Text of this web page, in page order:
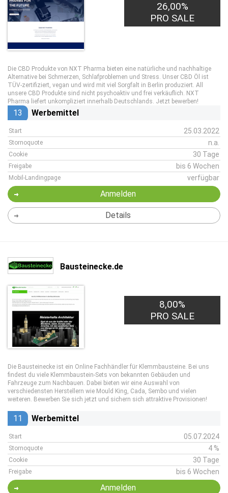
26,00%
PRO SALE
Die CBD Produkte von NXT Pharma bieten eine natürliche und nachhaltige
Alternative bei Schmerzen, Schlafproblemen und Stress. Unser CBD Öl ist
TÜV-zertifiziert, vegan und wird mit viel Sorgfalt in Berlin produziert. All
unsere CBD Produkte sind nicht psychoaktiv und frei verkäuflich. NXT
Pharma liefert unkompliziert innerhalb Deutschlands. Jetzt bewerben!
13 Werbemittel
Start 25.03.2022
Stornoquote n.a.
Cookie 30 Tage
Freigabe bis 6 Wochen
Mobil-Landingpage verfügbar
Anmelden
Details
Bausteinecke.de
8,00%
PRO SALE
Die Bausteinecke ist ein Online Fachhändler für Klemmbausteine. Bei uns
findest du viele Klemmbaustein-Sets von bekannten Gebäuden und
Fahrzeuge zum Nachbauen. Dabei bieten wir eine Auswahl von
verschiedensten Herstellern wie Mould King, Cada, Sembo und vielen
weiteren. Bewerben Sie sich jetzt und sichern sich attraktive Provisionen!
11 Werbemittel
Start 05.07.2024
Stornoquote 4 %
Cookie 30 Tage
Freigabe bis 6 Wochen
Anmelden